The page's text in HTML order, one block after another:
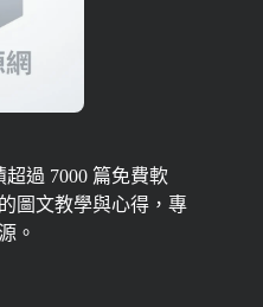
過 7000 篇免費軟
圖文教學與心得，專
。